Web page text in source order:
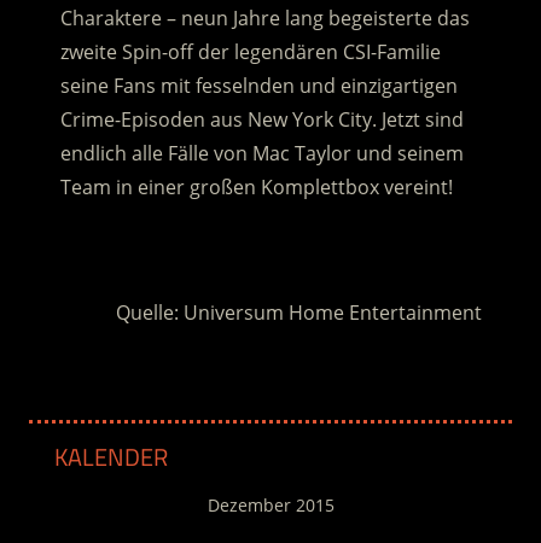
Charaktere – neun Jahre lang begeisterte das
zweite Spin-off der legendären CSI-Familie
seine Fans mit fesselnden und einzigartigen
Crime-Episoden aus New York City. Jetzt sind
endlich alle Fälle von Mac Taylor und seinem
Team in einer großen Komplettbox vereint!
Quelle: Universum Home Entertainment
KALENDER
Dezember 2015